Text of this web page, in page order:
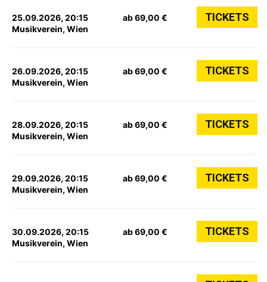
25.09.2026, 20:15
Musikverein, Wien
ab 69,00 € TICKETS
26.09.2026, 20:15
Musikverein, Wien
ab 69,00 € TICKETS
28.09.2026, 20:15
Musikverein, Wien
ab 69,00 € TICKETS
29.09.2026, 20:15
Musikverein, Wien
ab 69,00 € TICKETS
30.09.2026, 20:15
Musikverein, Wien
ab 69,00 € TICKETS